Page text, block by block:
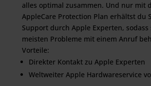
alles optimal zusammen. Und nur mit
AppleCare Protection Plan erhältst du
Support durch Apple Experten, sodass
meisten Probleme mit einem Anruf
Vorteile:
Direkter Kontakt zu Apple Experten
Weltweiter Apple Hardwareservice